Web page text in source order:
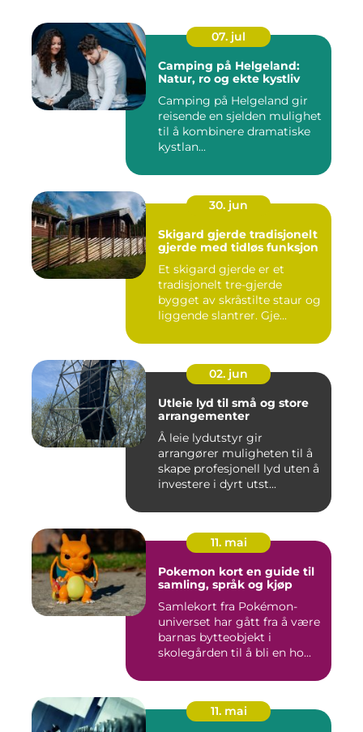
07. jul
Camping på Helgeland:
Natur, ro og ekte kystliv
Camping på Helgeland gir
reisende en sjelden mulighet
til å kombinere dramatiske
kystlan...
30. jun
Skigard gjerde tradisjonelt
gjerde med tidløs funksjon
Et skigard gjerde er et
tradisjonelt tre-gjerde
bygget av skråstilte staur og
liggende slantrer. Gje...
02. jun
Utleie lyd til små og store
arrangementer
Å leie lydutstyr gir
arrangører muligheten til å
skape profesjonell lyd uten å
investere i dyrt utst...
11. mai
Pokemon kort en guide til
samling, språk og kjøp
Samlekort fra Pokémon-
universet har gått fra å være
barnas bytteobjekt i
skolegården til å bli en ho...
11. mai